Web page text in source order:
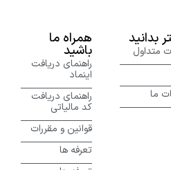
بدانید
متداول
ما
همراه ما
باشید
راهنمای دریافت
اینماد
راهنمای دریافت
کد مالیاتی
قوانین و مقررات
تعرفه ها